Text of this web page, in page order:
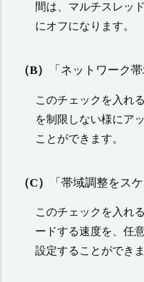
間は、マルチスレッ
にオフになります。
（B） 「ネットワーク
このチェックを入れ
を制限しない様にア
ことができます。
（C） 「帯域調整をス
このチェックを入れ
ードする速度を、任
設定することができま